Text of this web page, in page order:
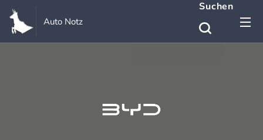
Auto Notz
Suchen